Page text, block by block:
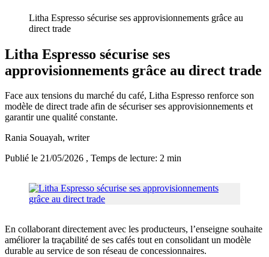
Litha Espresso sécurise ses approvisionnements grâce au
direct trade
Litha Espresso sécurise ses
approvisionnements grâce au direct trade
Face aux tensions du marché du café, Litha Espresso renforce son
modèle de direct trade afin de sécuriser ses approvisionnements et
garantir une qualité constante.
Rania Souayah, writer
Publié le 21/05/2026 , Temps de lecture: 2 min
En collaborant directement avec les producteurs, l’enseigne souhaite
améliorer la traçabilité de ses cafés tout en consolidant un modèle
durable au service de son réseau de concessionnaires.